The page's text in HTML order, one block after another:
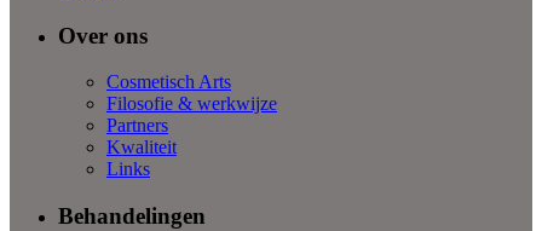
Over ons
Cosmetisch Arts
Filosofie & werkwijze
Partners
Kwaliteit
Links
Behandelingen